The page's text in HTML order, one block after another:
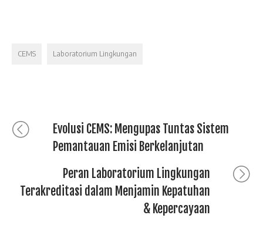
CEMS Laboratorium Lingkungan
Evolusi CEMS: Mengupas Tuntas Sistem
Pemantauan Emisi Berkelanjutan
Peran Laboratorium Lingkungan
Terakreditasi dalam Menjamin Kepatuhan
& Kepercayaan